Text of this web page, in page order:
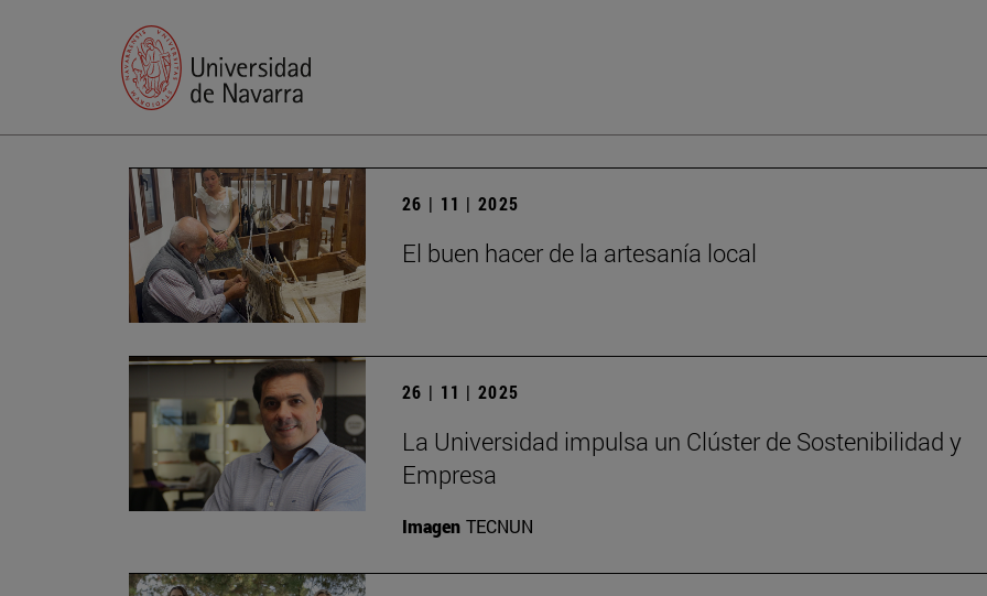
26 | 11 | 2025
El buen hacer de la artesanía local
26 | 11 | 2025
La Universidad impulsa un Clúster de Sostenibilidad y
Empresa
Imagen TECNUN